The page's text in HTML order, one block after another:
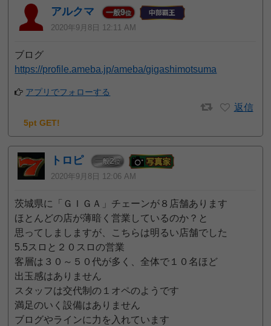
アルクマ 一般9位
2020年9月8日 12:11 AM
ブログ
https://profile.ameba.jp/ameba/gigashimotsuma
アプリでフォローする
返信
5pt GET!
トロピ 一般2位
2020年9月8日 12:06 AM
茨城県に「ＧＩＧＡ」チェーンが８店舗あります
ほとんどの店が薄暗く営業しているのか？と
思ってしましますが、こちらは明るい店舗でした
5.5スロと２０スロの営業
客層は３０～５０代が多く、全体で１０名ほど
出玉感はありません
スタッフは交代制の１オペのようです
満足のいく設備はありません
ブログやラインに力を入れています